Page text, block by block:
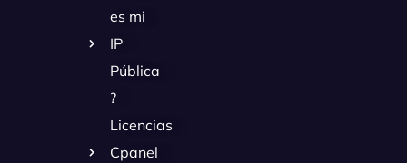
es mi
IP
Pública
?
Licencias
Cpanel